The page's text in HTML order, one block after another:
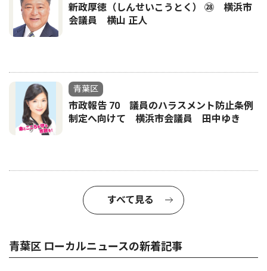
新政厚徳（しんせいこうとく） ㉘ 横浜市
会議員 横山 正人
青葉区
市政報告 70 議員のハラスメント防止条例
制定へ向けて 横浜市会議員 田中ゆき
すべて見る
青葉区 ローカルニュースの新着記事